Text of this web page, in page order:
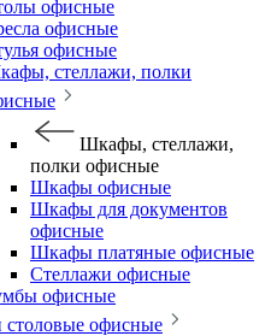
офисные
офисные
офисные
стеллажи, полки
Шкафы, стеллажи,
полки офисные
Шкафы офисные
Шкафы для документов
офисные
Шкафы платяные офисные
Стеллажи офисные
офисные
столовые офисные